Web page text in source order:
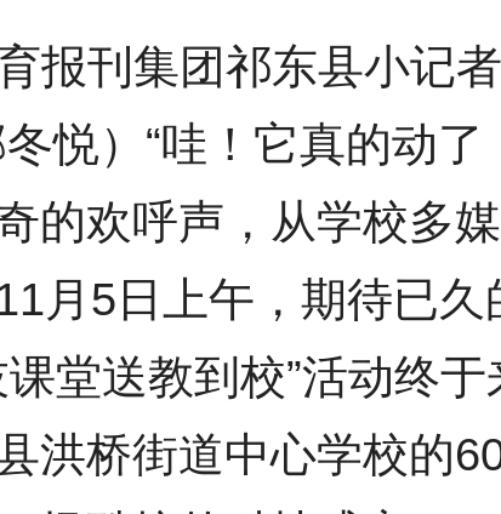
报刊集团祁东县小记
冬悦）“哇！它真的动了
的欢呼声，从学校多
月5日上午，期待已久
堂送教到校”活动终于
洪桥街道中心学校的